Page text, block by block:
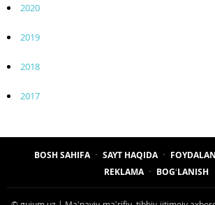
2020
2019
2018
2017
BOSH SAHIFA SAYT HAQIDA
REKLAMA
BOGʻLANISH